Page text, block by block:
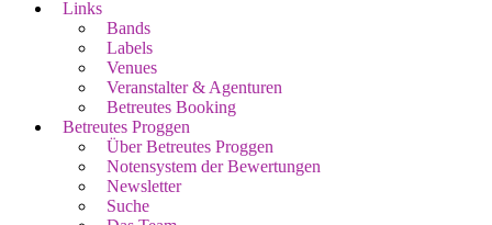
Links
Bands
Labels
Venues
Veranstalter & Agenturen
Betreutes Booking
Betreutes Proggen
Über Betreutes Proggen
Notensystem der Bewertungen
Newsletter
Suche